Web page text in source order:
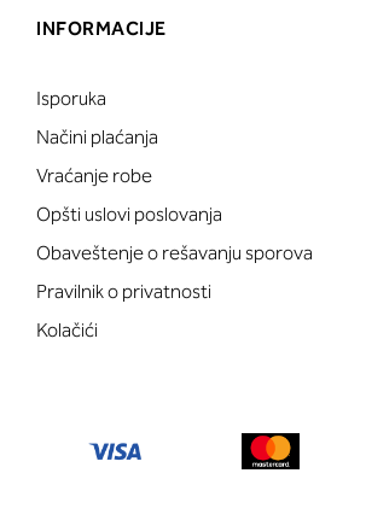
INFORMACIJE
Isporuka
Načini plaćanja
Vraćanje robe
Opšti uslovi poslovanja
Obaveštenje o rešavanju sporova
Pravilnik o privatnosti
Kolačići